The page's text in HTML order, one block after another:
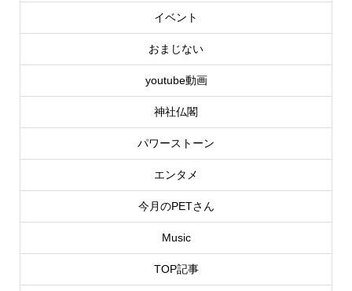
イベント
おまじない
youtube動画
神社仏閣
パワーストーン
エンタメ
今月のPETさん
Music
TOP記事